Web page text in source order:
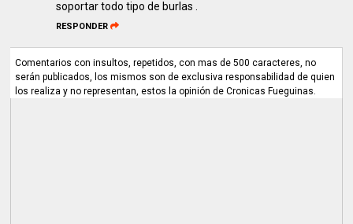
soportar todo tipo de burlas .
RESPONDER
Comentarios con insultos, repetidos, con mas de 500 caracteres, no
serán publicados, los mismos son de exclusiva responsabilidad de quien
los realiza y no representan, estos la opinión de Cronicas Fueguinas.